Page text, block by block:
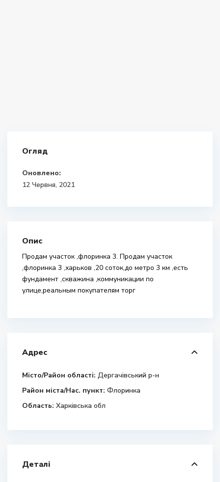
Огляд
Оновлено:
12 Червня, 2021
Опис
Продам участок ,флоринка 3. Продам участок
,флоринка 3 ,харьков ,20 соток,до метро 3 км ,есть
фундамент ,скважина ,коммуникации по
улице,реальным покупателям торг
Адрес
Місто/Район області: Дергачівський р-н
Район міста/Нас. пункт: Флоринка
Область: Харківська обл
Деталі